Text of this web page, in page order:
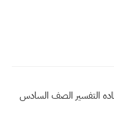
لماده التفسير الصف السادس